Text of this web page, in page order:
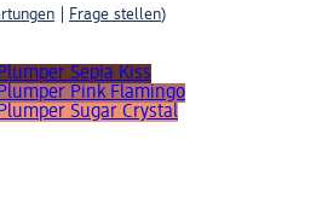
Frage stellen)
Sepia Kiss
Pink Flamingo
Sugar Crystal